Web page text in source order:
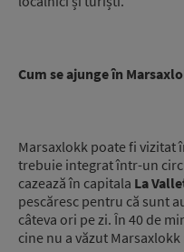
Cum se ajunge în
Marsaxlokk poate fi vizitat
trebuie integrat într-un
cazează în capitala La
pescăresc pentru că sunt
câteva ori pe zi. În 40 de
cine nu a văzut